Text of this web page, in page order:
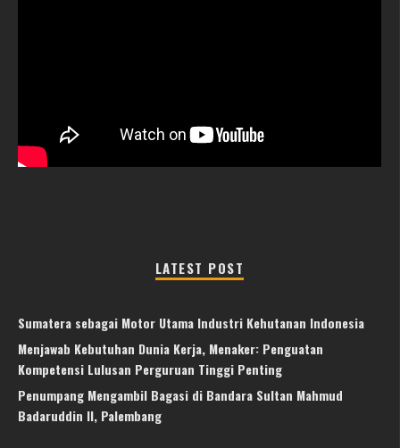
LATEST POST
Sumatera sebagai Motor Utama Industri Kehutanan Indonesia
Menjawab Kebutuhan Dunia Kerja, Menaker: Penguatan
Kompetensi Lulusan Perguruan Tinggi Penting
Penumpang Mengambil Bagasi di Bandara Sultan Mahmud
Badaruddin II, Palembang